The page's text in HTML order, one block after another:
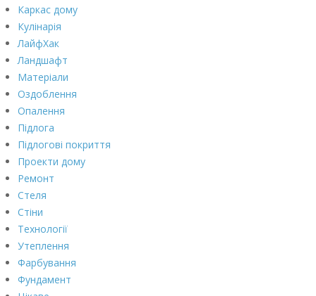
Каркас дому
Кулінарія
ЛайфХак
Ландшафт
Матеріали
Оздоблення
Опалення
Підлога
Підлогові покриття
Проекти дому
Ремонт
Стеля
Стіни
Технології
Утеплення
Фарбування
Фундамент